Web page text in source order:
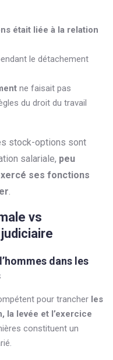
était liée à la relation
le détachement
ne faisait pas
du droit du travail
stock-options sont
salariale, peu
ses fonctions
.
vs
dans les
pour trancher les
la levée et l’exercice
constituent un